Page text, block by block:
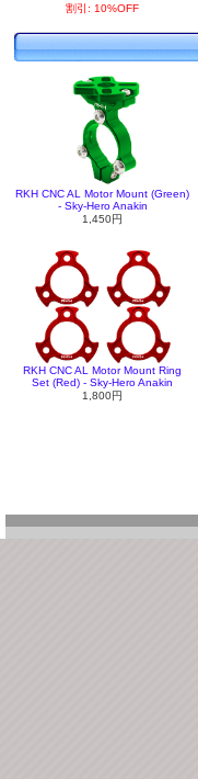
割引: 10%OFF
RKH CNC AL Motor Mount (Green)
- Sky-Hero Anakin
1,450円
RKH CNC AL Motor Mount Ring
Set (Red) - Sky-Hero Anakin
1,800円